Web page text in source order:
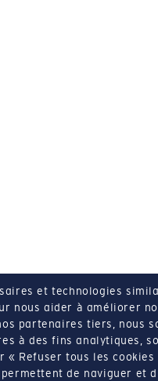
et technologies
nous aider à améliorer
partenaires tiers, nous
à des fins analytiques,
« Refuser tous les
permettent de naviguer et